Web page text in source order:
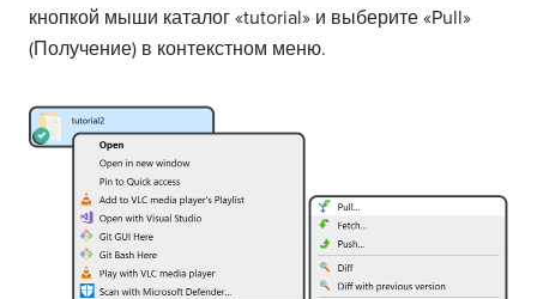
кнопкой мыши каталог «tutorial» и выберите «Pull»
(Получение) в контекстном меню.